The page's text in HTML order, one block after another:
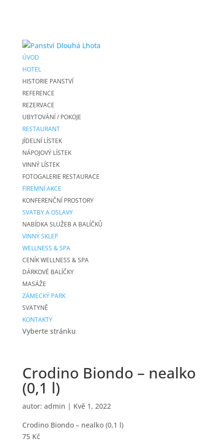
ÚVOD
HOTEL
HISTORIE PANSTVÍ
REFERENCE
REZERVACE
UBYTOVÁNÍ / POKOJE
RESTAURANT
JÍDELNÍ LÍSTEK
NÁPOJOVÝ LÍSTEK
VINNÝ LÍSTEK
FOTOGALERIE RESTAURACE
FIREMNÍ AKCE
KONFERENČNÍ PROSTORY
SVATBY A OSLAVY
NABÍDKA SLUŽEB A BALÍČKŮ
VINNÝ SKLEP
WELLNESS & SPA
CENÍK WELLNESS & SPA
DÁRKOVÉ BALÍČKY
MASÁŽE
ZÁMECKÝ PARK
SVATYNĚ
KONTAKTY
Vyberte stránku
Crodino Biondo – nealko
(0,1 l)
autor: admin | Kvě 1, 2022
Crodino Biondo – nealko (0,1 l)
75 Kč